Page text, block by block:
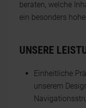
beraten, welche
ein besonders
UNSERE
Einheitliche
unserem